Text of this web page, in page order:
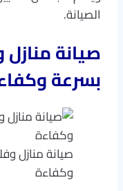
الصيانة.
صيانة
بسرعة
صيانة منازل
وكفاءة